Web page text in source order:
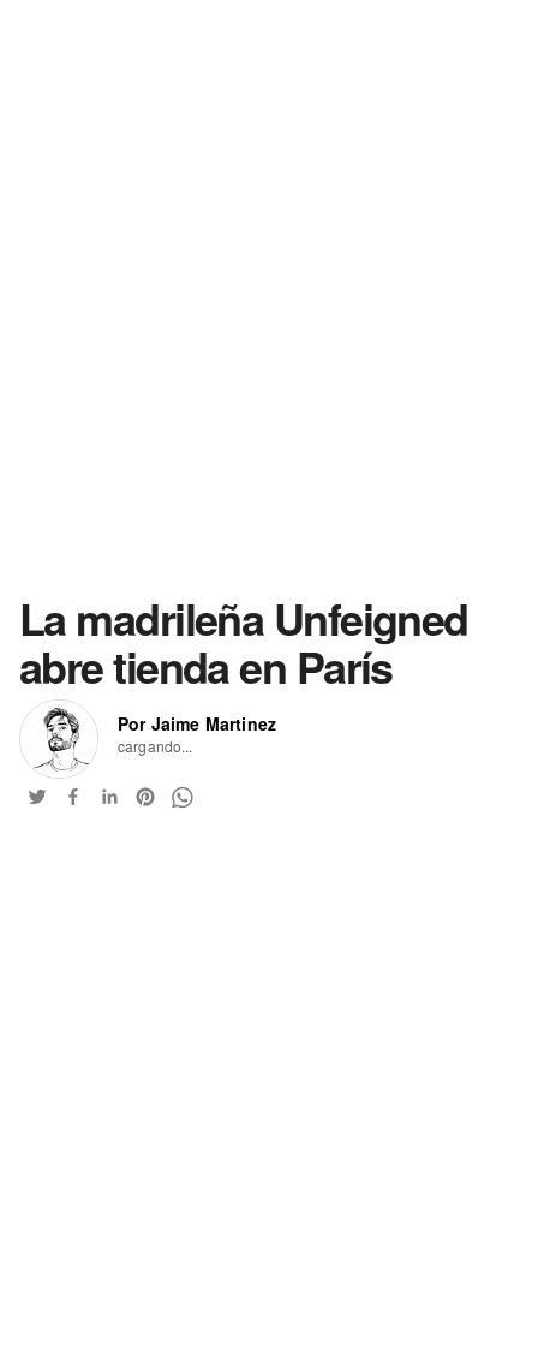
La madrileña Unfeigned
abre tienda en París
Por Jaime Martinez
cargando...